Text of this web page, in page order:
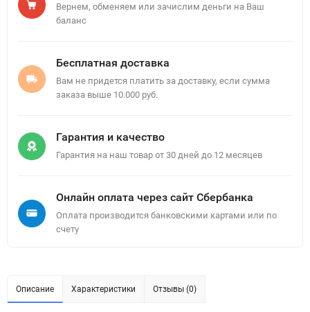
Вернем, обменяем или зачислим деньги на Ваш
баланс
Бесплатная доставка
Вам не придется платить за доставку, если сумма
заказа выше 10.000 руб.
Гарантия и качество
Гарантия на наш товар от 30 дней до 12 месяцев
Онлайн оплата через сайт Сбербанка
Оплата производится банковскими картами или по
счету
Описание Характеристики Отзывы (0)